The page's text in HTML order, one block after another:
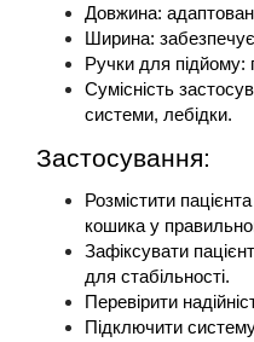
Довжина:
Ширина: забезпечує
Ручки для підйому:
Сумісність
системи, лебідки.
Застосування:
Розмістити
кошика у
Зафіксувати
для стабільності.
Перевірити
Підключити